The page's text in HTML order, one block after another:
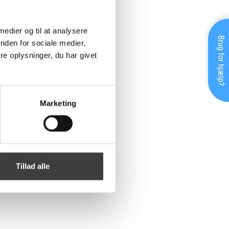
og til at analysere
for sociale medier,
oplysninger, du har givet
Marketing
Tillad alle
Brug for hjælp?